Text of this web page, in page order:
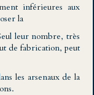
inférieures aux
la
leur nombre, très
de fabrication, peut
les arsenaux de la